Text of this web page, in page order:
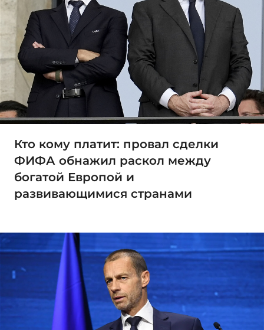
Кто кому платит: провал сделки
ФИФА обнажил раскол между
богатой Европой и
развивающимися странами